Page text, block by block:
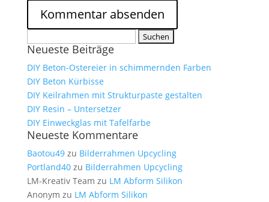
nach:
Neueste Beiträge
DIY Beton-Ostereier in schimmernden Farben
DIY Beton Kürbisse
DIY Keilrahmen mit Strukturpaste gestalten
DIY Resin – Untersetzer
DIY Einweckglas mit Tafelfarbe
Neueste Kommentare
Baotou49zu Bilderrahmen Upcycling
Portland40zu Bilderrahmen Upcycling
LM-Kreativ Team zu LM Abform Silikon
Anonym zu LM Abform Silikon